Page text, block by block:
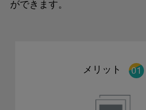
ができます。
メリット